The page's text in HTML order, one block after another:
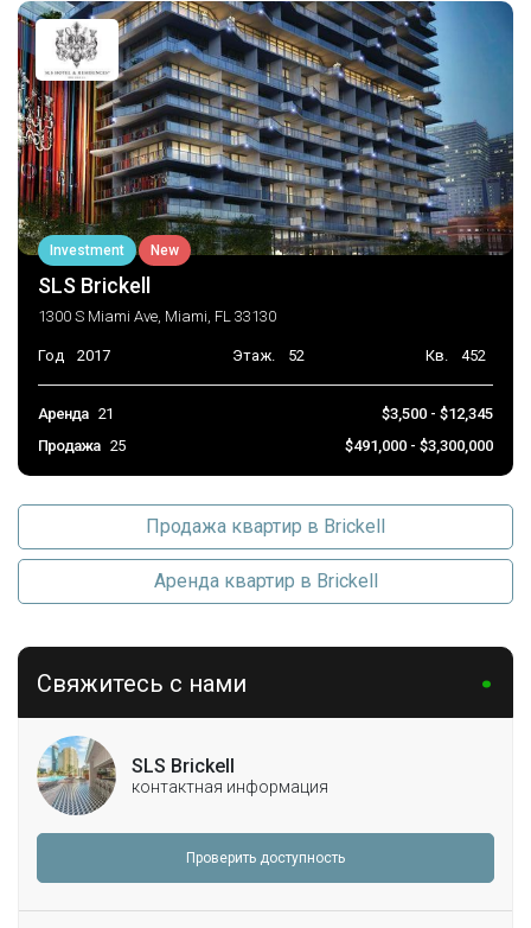
Investment New
SLS Brickell
1300 S Miami Ave, Miami, FL 33130
Год 2017 Этаж. 52 Кв. 452
Аренда 21
$3,500 - $12,345
Продажа 25 $491,000 - $3,300,000
Продажа квартир в Brickell
Аренда квартир в Brickell
Свяжитесь с нами
SLS Brickell
контактная информация
Проверить доступность